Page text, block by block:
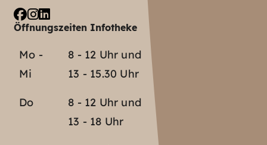
Öffnungszeiten Infotheke
Mo -
Mi
8 - 12 Uhr und
13 - 15.30 Uhr
Do
8 - 12 Uhr und
13 - 18 Uhr